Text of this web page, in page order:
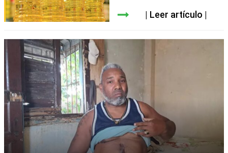
Leer artículo